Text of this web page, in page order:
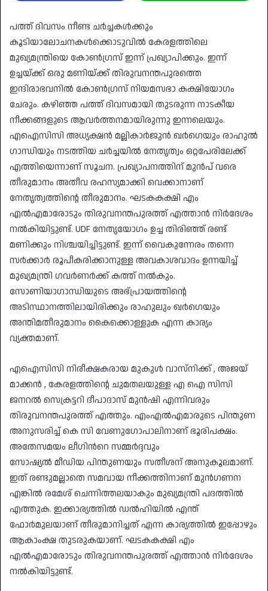
പത്ത് ദിവസം നീണ്ട ചർച്ചകൾക്കും
കൂടിയാലോചനകൾക്കൊടുവിൽ കേരളത്തിലെ
മുഖ്യമന്ത്രിയെ കോൺഗ്രസ് ഇന്ന് പ്രഖ്യാപിക്കും. ഇന്ന്
ഉച്ചയ്ക്ക് ഒരു മണിയ്ക്ക് തിരുവനന്തപുരത്തെ
ഇന്ദിരാഭവനിൽ കോൺഗ്രസ് നിയമസഭാ കക്ഷിയോഗം
ചേരും. കഴിഞ്ഞ പത്ത് ദിവസമായി തുടരുന്ന നാടകീയ
നീക്കങ്ങളുടെ ആവർത്തനമായിരുന്നു ഇന്നലെയും.
എഐസിസി അധ്യക്ഷൻ മല്ലികാർജുൻ ഖർഗെയും രാഹുൽ
ഗാന്ധിയും നടത്തിയ ചർച്ചയിൽ നേതൃത്വം ഒറ്റപേരിലേക്ക്
എത്തിയെന്നാണ് സൂചന. പ്രഖ്യാപനത്തിന് മുൻപ് വരെ
തീരുമാനം അതീവ രഹസ്യമാക്കി വെക്കാനാണ്
നേതൃത്വത്തിന്റെ തീരുമാനം. ഘടകകക്ഷി എം
എൽഎമാരോടും തിരുവനന്തപുരത്ത് എത്താൻ നിർദേശം
നൽകിയിട്ടുണ്ട്. UDF നേതൃയോഗം ഉച്ച തിരിഞ്ഞ് രണ്ട്
മണിക്കും നിശ്ചയിച്ചിട്ടുണ്ട്. ഇന്ന് വൈകുന്നേരം തന്നെ
സർക്കാർ രൂപീകരിക്കാനുള്ള അവകാശവാദം ഉന്നയിച്ച്
മുഖ്യമന്ത്രി ഗവർണർക്ക് കത്ത് നൽകും.
സോണിയാഗാന്ധിയുടെ അഭ്പ്രായത്തിന്റെ
അടിസ്ഥാനത്തിലായിരിക്കും രാഹുലും ഖർഗെയും
അന്തിമതീരുമാനം കൈക്കൊള്ളുക എന്ന കാര്യം
വ്യക്തമാണ്.
എഐസിസി നിരീക്ഷകരായ മുകുൾ വാസ്നിക്ക് , അജയ്
മാക്കൻ , കേരളത്തിന്റെ ചുമതലയുള്ള എ ഐ സിസി
ജനറൽ സെക്രട്ടറി ദീപാദാസ് മുൻഷി എന്നിവരും
തിരുവനന്തപുരത്ത് എത്തും. എംഎൽഎമാരുടെ പിന്തുണ
അനുസരിച്ച് കെ സി വേണുഗോപാലിനാണ് ഭൂരിപക്ഷം.
അതേസമയം ലീഗിൻറെ സമ്മർദ്ദവും
സോഷ്യൽ മീഡിയ പിന്തുണയും സതീശന് അനുകൂലമാണ്.
ഇത് രണ്ടുമല്ലാതെ സമവായ നീക്കത്തിനാണ് മുൻഗണന
എങ്കിൽ രമേശ് ചെന്നിത്തലയാകും മുഖ്യമന്ത്രി പദത്തിൽ
എത്തുക. ഇക്കാര്യത്തിൽ ഡൽഹിയിൽ എന്ത്
ഫോർമുലയാണ് തീരുമാനിച്ചത് എന്ന കാര്യത്തിൽ ഇപ്പോഴും
ആകാംക്ഷ തുടരുകയാണ്. ഘടകകക്ഷി എം
എൽഎമാരോടും തിരുവനന്തപുരത്ത് എത്താൻ നിർദേശം
നൽകിയിട്ടുണ്ട്.